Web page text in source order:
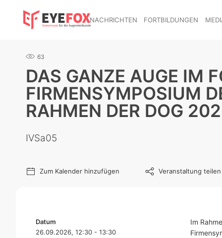
NACHRICHTEN FORTBILDUNGEN
63
DAS GANZE AUGE IM
FIRMENSYMPOSIUM
RAHMEN DER DOG
IVSa05
Zum Kalender hinzufügen Veranstaltung teilen
Datum
26.09.2026, 12:30 - 13:30
Im